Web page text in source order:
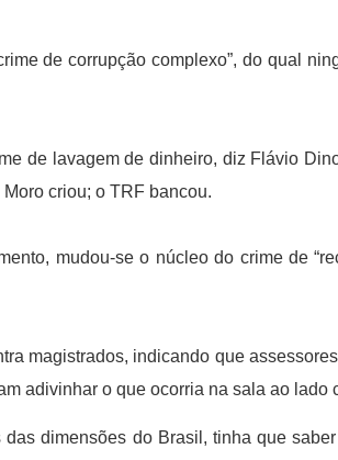
de corrupção complexo”, do qual
de lavagem de dinheiro, diz Flávio
criou; o TRF bancou.
mudou-se o núcleo do crime de
magistrados, indicando que
adivinhar o que ocorria na sala ao lado
dimensões do Brasil, tinha que